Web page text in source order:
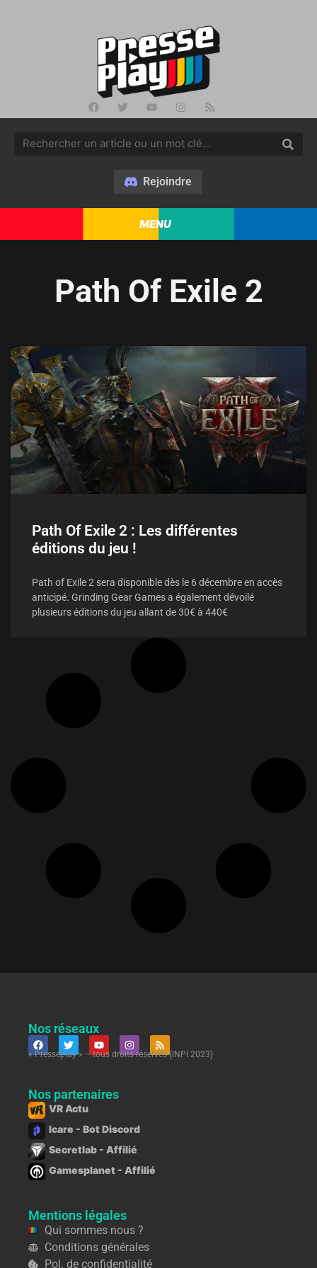
Rejoindre
MENU
Path Of Exile 2
Path Of Exile 2 : Les différentes
éditions du jeu !
Path of Exile 2 sera disponible dès le 6 décembre en accès
anticipé. Grinding Gear Games a également dévoilé
plusieurs éditions du jeu allant de 30€ à 440€
Nos réseaux
« Presseplay » – tous droits réservés (INPI 2023)
Nos partenaires
VR Actu
Icare - Bot Discord
Secretlab - Affilié
Gamesplanet - Affilié
Mentions légales
Qui sommes nous ?
Conditions générales
Pol. de confidentialité